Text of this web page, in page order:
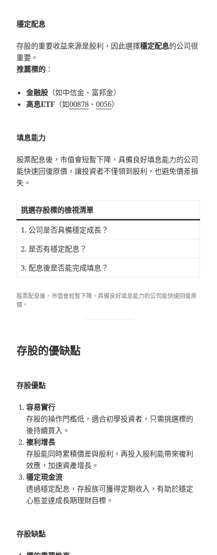
穩定配息
存股的重要收益來源是股利，因此選擇穩定配息的公司很
重要。
推薦標的 ：
金融股 （如中信金、富邦金）
高息ETF （如00878 、0056）
填息能力
股票配息後，市值會短暫下降，具備良好填息能力的公司
能快速回復原價，讓投資者不僅領到股利，也避免價差損
失。
挑選存股標的檢視清單
1. 公司是否具備穩定成長？
2. 是否有穩定配息？
3. 配息後是否能完成填息？
股票配息後，市值會短暫下降，具備良好填息能力的公司能快速回復原
價。
存股的優缺點
存股優點
容易實行
存股的操作門檻低，適合初學投資者，只需挑選標的
後持續買入。
複利增長
存股能同時累積價差與股利，再投入股利能帶來複利
效應，加速資產增長。
穩定現金流
透過穩定配息，存股族可獲得定期收入，有助於穩定
心態並達成長期理財目標。
存股缺點